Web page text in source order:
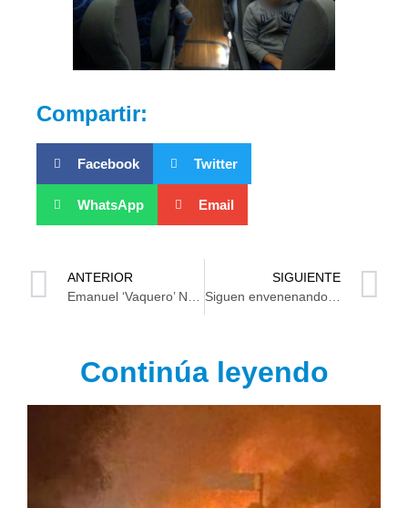
Compartir:
Facebook Twitter
WhatsApp Email
ANTERIOR
SIGUIENTE
Siguen envenenando perros en Casas Geo
Continúa leyendo